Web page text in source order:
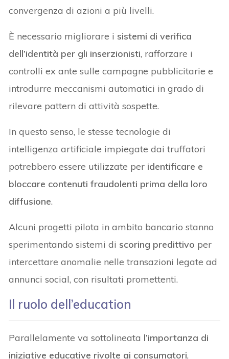
convergenza di azioni a più livelli.
È necessario migliorare i sistemi di verifica
dell’identità per gli inserzionisti, rafforzare i
controlli ex ante sulle campagne pubblicitarie e
introdurre meccanismi automatici in grado di
rilevare pattern di attività sospette.
In questo senso, le stesse tecnologie di
intelligenza artificiale impiegate dai truffatori
potrebbero essere utilizzate per identificare e
bloccare contenuti fraudolenti prima della loro
diffusione.
Alcuni progetti pilota in ambito bancario stanno
sperimentando sistemi di scoring predittivo per
intercettare anomalie nelle transazioni legate ad
annunci social, con risultati promettenti.
Il ruolo dell’education
Parallelamente va sottolineata l’importanza di
iniziative educative rivolte ai consumatori,